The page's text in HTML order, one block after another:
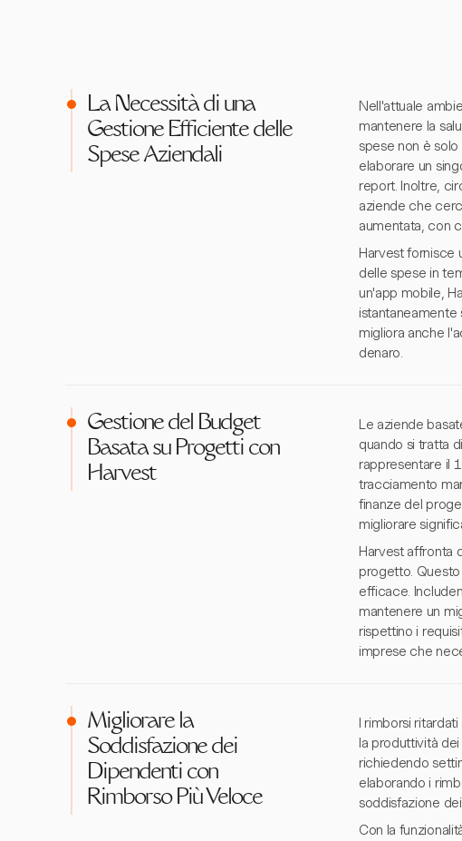
La Necessità di una
Gestione Efficiente delle
Spese Aziendali
Nell'attuale
mantenere la
spese non è
elaborare un
report. Inoltre,
aziende che
aumentata, con
Harvest fornisce
delle spese in
un'app mobile,
istantaneamente
migliora anche
denaro.
Gestione del Budget
Basata su Progetti con
Harvest
Le aziende
quando si tratta
rappresentare il
tracciamento
finanze del
migliorare
Harvest affronta
progetto.
efficace.
mantenere un
rispettino i
imprese che
Migliorare la
Soddisfazione dei
Dipendenti con
Rimborso Più Veloce
I rimborsi
la produttività
richiedendo
elaborando i
soddisfazione
Con la